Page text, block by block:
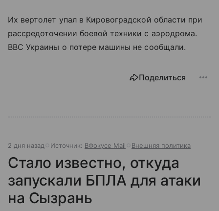
Их вертолет упал в Кировоградской области при
рассредоточении боевой техники с аэродрома.
ВВС Украины о потере машины не сообщали.
Поделиться
2 дня назад Источник: ВФокусе Mail Внешняя политика
Стало известно, откуда
запускали БПЛА для атаки
на Сызрань